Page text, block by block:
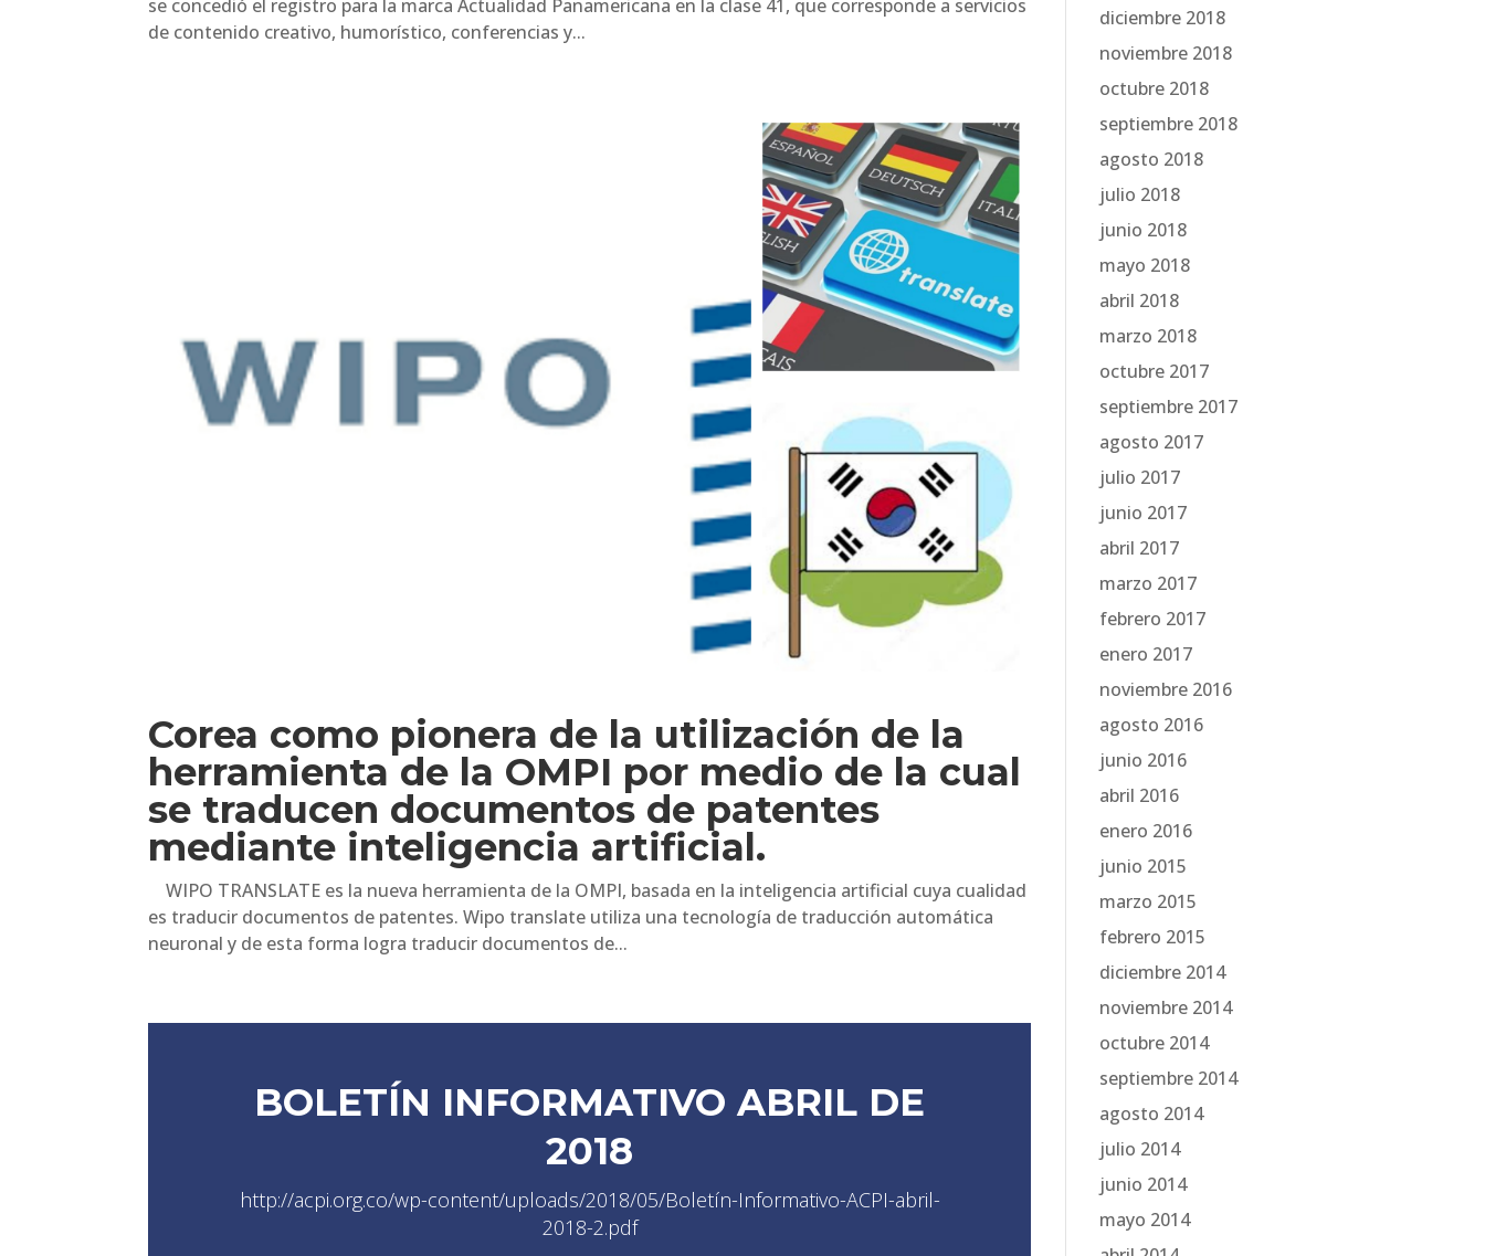
se concedió el registro para la marca Actualidad Panamericana en la clase 41, que corresponde a servicios
de contenido creativo, humorístico, conferencias y...
Corea como pionera de la utilización de la
herramienta de la OMPI por medio de la cual
se traducen documentos de patentes
mediante inteligencia artificial.
WIPO TRANSLATE es la nueva herramienta de la OMPI, basada en la inteligencia artificial cuya cualidad
es traducir documentos de patentes. Wipo translate utiliza una tecnología de traducción automática
neuronal y de esta forma logra traducir documentos de...
BOLETÍN INFORMATIVO ABRIL DE
2018
http://acpi.org.co/wp-content/uploads/2018/05/Boletín-Informativo-ACPI-abril-
2018-2.pdf
diciembre 2018
noviembre 2018
octubre 2018
septiembre 2018
agosto 2018
julio 2018
junio 2018
mayo 2018
abril 2018
marzo 2018
octubre 2017
septiembre 2017
agosto 2017
julio 2017
junio 2017
abril 2017
marzo 2017
febrero 2017
enero 2017
noviembre 2016
agosto 2016
junio 2016
abril 2016
enero 2016
junio 2015
marzo 2015
febrero 2015
diciembre 2014
noviembre 2014
octubre 2014
septiembre 2014
agosto 2014
julio 2014
junio 2014
mayo 2014